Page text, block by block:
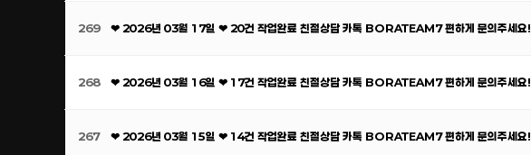
269 ❤ 2026년 03월 17일 ❤ 20건 작업완료 친절상담 카톡 BORATEAM7 편하게 문의주세요!
268 ❤ 2026년 03월 16일 ❤ 17건 작업완료 친절상담 카톡 BORATEAM7 편하게 문의주세요!
267 ❤ 2026년 03월 15일 ❤ 14건 작업완료 친절상담 카톡 BORATEAM7 편하게 문의주세요!